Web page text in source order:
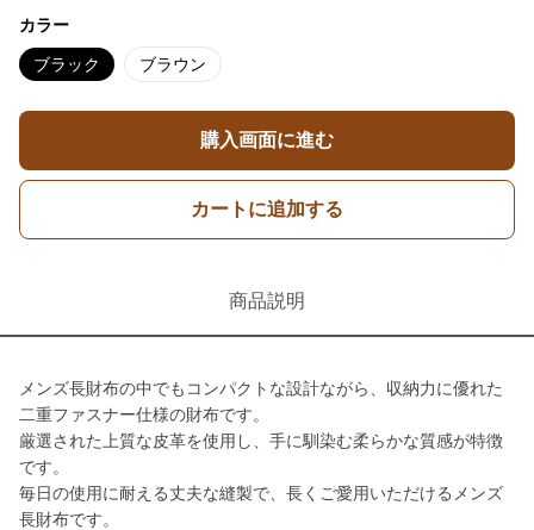
カラー
ブラック ブラウン
購入画面に進む
カートに追加する
商品説明
メンズ長財布の中でもコンパクトな設計ながら、収納力に優れた
二重ファスナー仕様の財布です。
厳選された上質な皮革を使用し、手に馴染む柔らかな質感が特徴
です。
毎日の使用に耐える丈夫な縫製で、長くご愛用いただけるメンズ
長財布です。